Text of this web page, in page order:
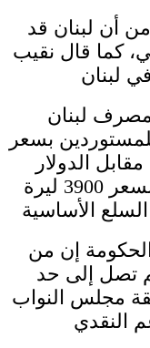
أن لبنان قد
كما قال نقيب
لبنان
بسعر
البالغ 1515 ليرة مقابل الدولار
لشراء الوقود والقمح والدواء وبسعر 3900 ليرة
إن من
تصل إلى حد
مجلس النواب